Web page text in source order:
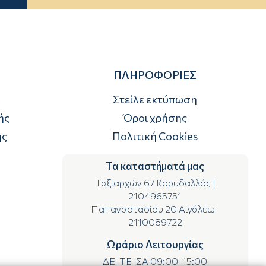
ΠΛΗΡΟΦΟΡΙΕΣ
Στείλε εκτύπωση
Όροι χρήσης
Πολιτική Cookies
Τα καταστήματά μας
Ταξιαρχών 67 Κορυδαλλός|
2104965751
Παπαναστασίου 20 Αιγάλεω
2110089722
Ωράριο Λειτουργίας
ΔΕ-ΤΕ-ΣΑ 09:00-15:00